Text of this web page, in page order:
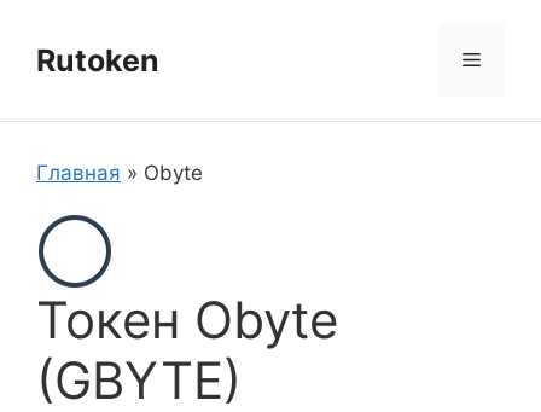
содержимому
Rutoken Меню
Главная » Obyte
Токен Obyte
(GBYTE)